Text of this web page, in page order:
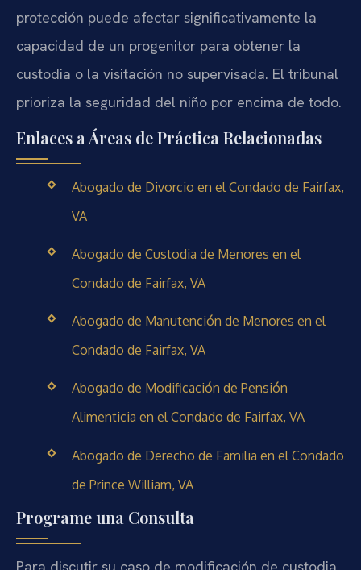
protección puede afectar significativamente la
capacidad de un progenitor para obtener la
custodia o la visitación no supervisada. El tribunal
prioriza la seguridad del niño por encima de todo.
Enlaces a Áreas de Práctica Relacionadas
Abogado de Divorcio en el Condado de Fairfax,
VA
Abogado de Custodia de Menores en el
Condado de Fairfax, VA
Abogado de Manutención de Menores en el
Condado de Fairfax, VA
Abogado de Modificación de Pensión
Alimenticia en el Condado de Fairfax, VA
Abogado de Derecho de Familia en el Condado
de Prince William, VA
Programe una Consulta
Para discutir su caso de modificación de custodia